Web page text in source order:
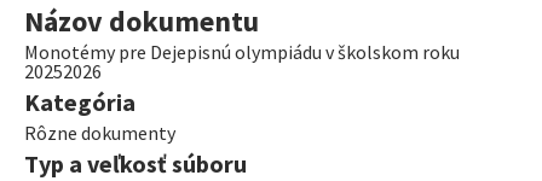
Názov dokumentu
Monotémy pre Dejepisnú olympiádu v školskom roku
20252026
Kategória
Rôzne dokumenty
Typ a veľkosť súboru